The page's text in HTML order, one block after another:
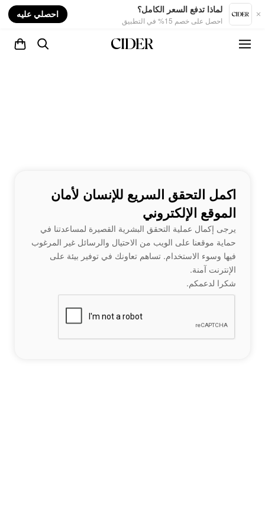
لماذا تدفع السعر الكامل؟
احصل على خصم 15% في التطبيق
احصلي عليه
اكمل التحقق السريع للإنسان لأمان
الموقع الإلكتروني
يرجى إكمال عملية التحقق البشرية القصيرة لمساعدتنا في
حماية موقعنا على الويب من الاحتيال والرسائل غير المرغوب
فيها وسوء الاستخدام. تساهم تعاونك في توفير بيئة على
الإنترنت آمنة.
شكرا لدعمكم.